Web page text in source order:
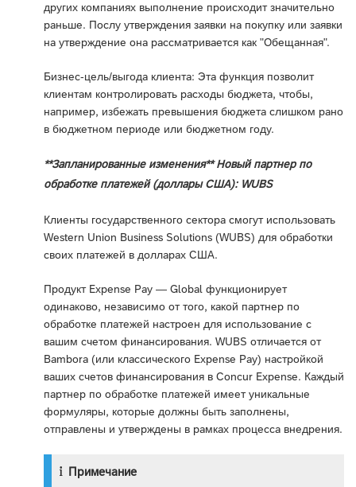
других компаниях выполнение происходит значительно
раньше. Послу утверждения заявки на покупку или заявки
на утверждение она рассматривается как "Обещанная".
Бизнес-цель/выгода клиента: Эта функция позволит
клиентам контролировать расходы бюджета, чтобы,
например, избежать превышения бюджета слишком рано
в бюджетном периоде или бюджетном году.
**Запланированные изменения** Новый партнер по
обработке платежей (доллары США): WUBS
Клиенты государственного сектора смогут использовать
Western Union Business Solutions (WUBS) для обработки
своих платежей в долларах США.
Продукт Expense Pay — Global функционирует
одинаково, независимо от того, какой партнер по
обработке платежей настроен для использование с
вашим счетом финансирования. WUBS отличается от
Bambora (или классического Expense Pay) настройкой
ваших счетов финансирования в Concur Expense. Каждый
партнер по обработке платежей имеет уникальные
формуляры, которые должны быть заполнены,
отправлены и утверждены в рамках процесса внедрения.
Примечание